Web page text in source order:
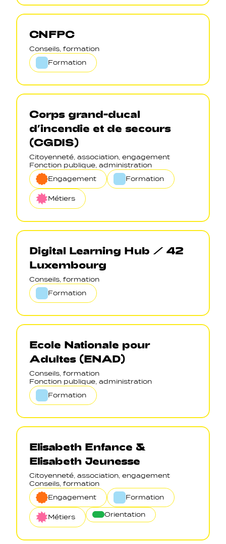
CNFPC
Conseils, formation
Formation
Corps grand-ducal
d’incendie et de secours
(CGDIS)
Citoyenneté, association, engagement
Fonction publique, administration
Engagement
Formation
Métiers
Digital Learning Hub / 42
Luxembourg
Conseils, formation
Formation
Ecole Nationale pour
Adultes (ENAD)
Conseils, formation
Fonction publique, administration
Formation
Elisabeth Enfance &
Elisabeth Jeunesse
Citoyenneté, association, engagement
Conseils, formation
Engagement
Formation
Métiers Orientation